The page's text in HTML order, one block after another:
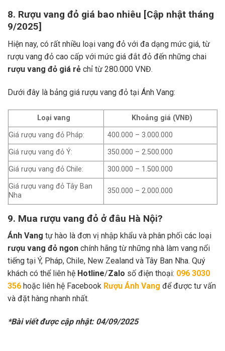
8. Rượu vang đỏ giá bao nhiêu [Cập nhật tháng
9/2025]
Hiện nay, có rất nhiều loại vang đỏ với đa dạng mức giá, từ
rượu vang đỏ cao cấp với mức giá đắt đỏ đến những chai
rượu vang đỏ giá rẻ chỉ từ 280.000 VNĐ.
Dưới đây là bảng giá rượu vang đỏ tại Ánh Vang:
Loại vang
Khoảng giá (VNĐ)
Giá rượu vang đỏ Pháp:
400.000 – 3.000.000
Giá rượu vang đỏ Ý:
350.000 – 2.500.000
Giá rượu vang đỏ Chile:
300.000 – 1.500.000
Giá rượu vang đỏ Tây Ban
Nha
350.000 – 2.000.000
9. Mua rượu vang đỏ ở đâu Hà Nội?
Ánh Vang tự hào là đơn vị nhập khẩu và phân phối các loại
rượu vang đỏ ngon chính hãng từ những nhà làm vang nổi
tiếng tại Ý, Pháp, Chile, New Zealand và Tây Ban Nha. Quý
khách có thể liên hệ Hotline/Zalo số điện thoại: 096 3030
356 hoặc liên hệ Facebook Rượu Ánh Vang để được tư vấn
và đặt hàng nhanh nhất.
*Bài viết được cập nhật: 04/09/2025